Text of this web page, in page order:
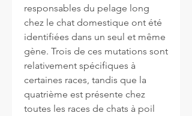
responsables du pelage long
chez le chat domestique ont été
identifiées dans un seul et même
gène. Trois de ces mutations sont
relativement spécifiques à
certaines races, tandis que la
quatrième est présente chez
toutes les races de chats à poil